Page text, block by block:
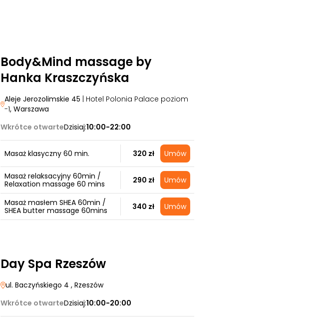
Body&Mind massage by
Hanka Kraszczyńska
Aleje Jerozolimskie 45 | Hotel Polonia Palace poziom
-1, Warszawa
Wkrótce otwarteDzisiaj:10:00-22:00
Masaż klasyczny 60 min. 320 zł Umów
Masaż relaksacyjny 60min /
Relaxation massage 60 mins
290 zł Umów
Masaż masłem SHEA 60min /
SHEA butter massage 60mins
340 zł Umów
Day Spa Rzeszów
ul. Baczyńskiego 4 , Rzeszów
Wkrótce otwarteDzisiaj:10:00-20:00